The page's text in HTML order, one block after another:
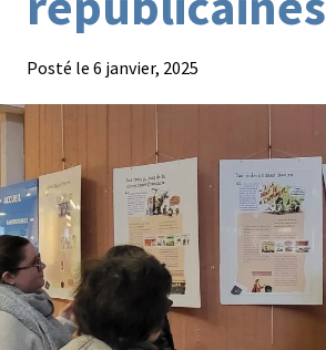
Posté le 6 janvier, 2025